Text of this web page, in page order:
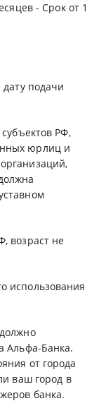
- Срок от 1
подачи
РФ,
юрлиц и
возраст не
использования
Альфа-Банка.
от города
ваш город в
банка.